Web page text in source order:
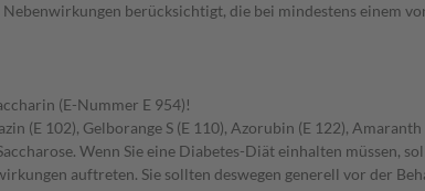
berücksichtigt, die bei mindestens einem
(E-Nummer E 954)!
(E 102), Gelborange S (E 110), Azorubin (E 122), Amaranth
Wenn Sie eine Diabetes-Diät einhalten müssen,
auftreten. Sie sollten deswegen generell vor der